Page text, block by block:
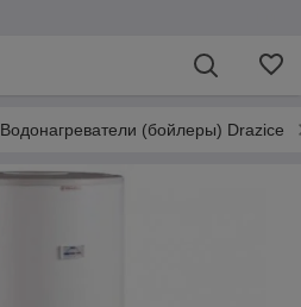
Водонагреватели (бойлеры) Drazice